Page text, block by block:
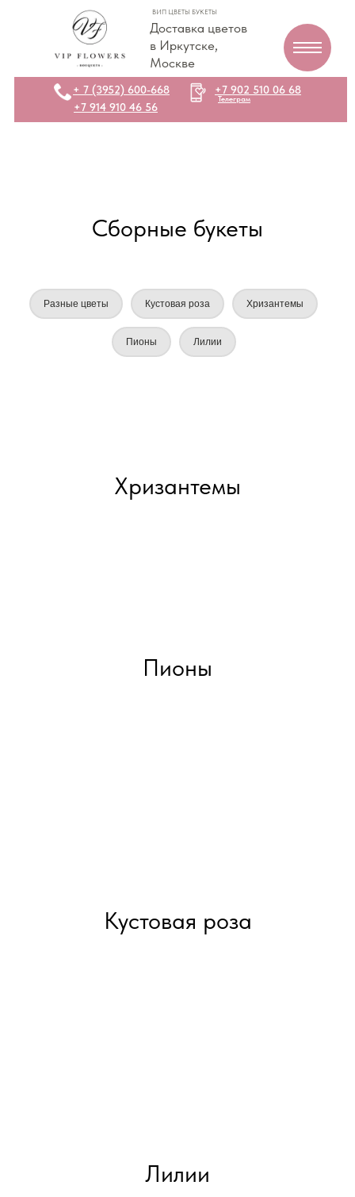
Доставка цветов
в Иркутске,
Москве
ВИП ЦВЕТЫ БУКЕТЫ
+7 914 910 46 56
+7 902 510 06 68
Телеграм
+ 7 (3952) 600-668
Сборные букеты
Разные цветы Кустовая роза Хризантемы
Пионы Лилии
Хризантемы
Пионы
Кустовая роза
Лилии